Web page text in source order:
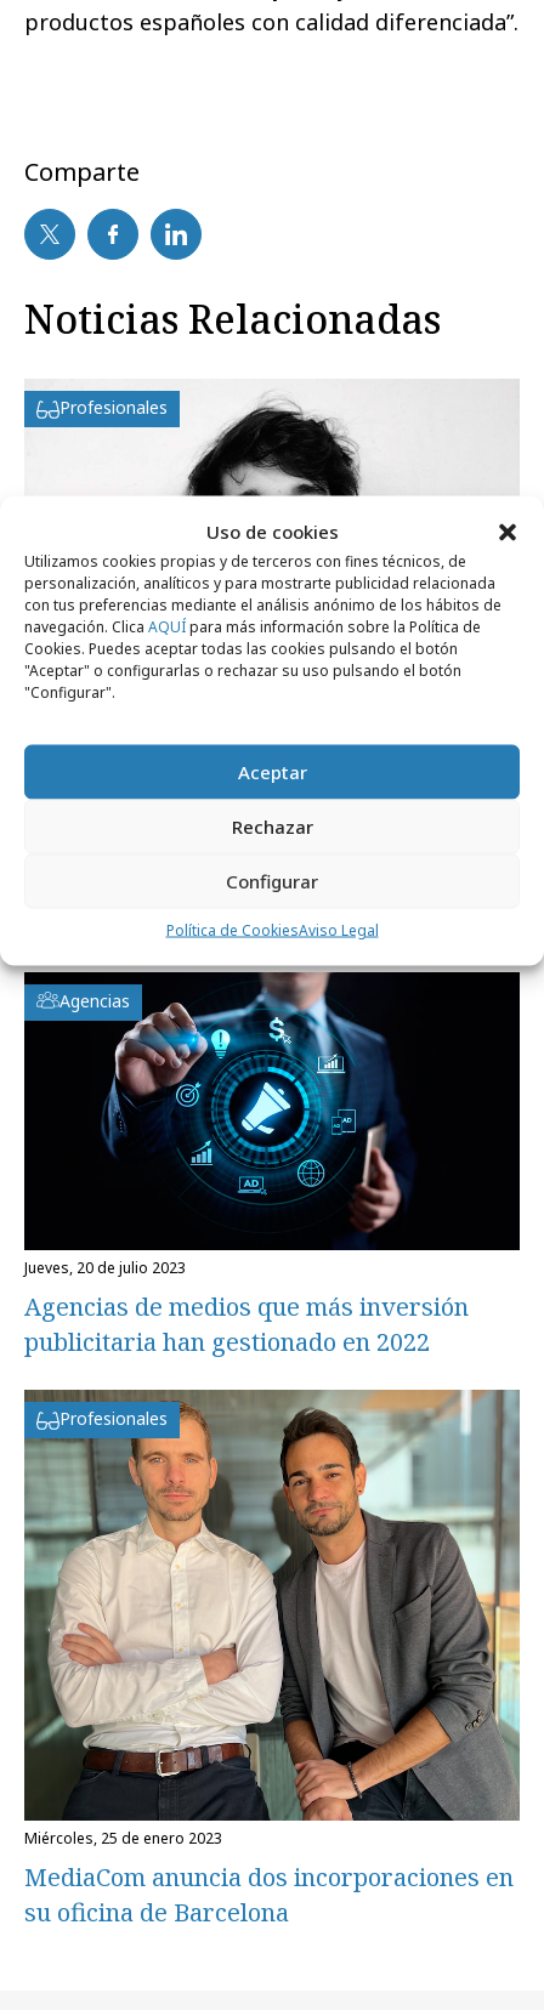
Uso de cookies
Utilizamos cookies propias y de terceros con fines técnicos, de
personalización, analíticos y para mostrarte publicidad relacionada
con tus preferencias mediante el análisis anónimo de los hábitos de
navegación. Clica AQUÍpara más información sobre la Política de
Cookies. Puedes aceptar todas las cookies pulsando el botón
"Aceptar" o configurarlas o rechazar su uso pulsando el botón
"Configurar".
Aceptar
Rechazar
Configurar
Política de CookiesAviso Legal
productos españoles con calidad diferenciada”.
Comparte
Noticias Relacionadas
Profesionales
Nuevo Head of Social en Havas Media
Agencias
jueves, 20 de julio 2023
Agencias de medios que más inversión
publicitaria han gestionado en 2022
Profesionales
miércoles, 25 de enero 2023
MediaCom anuncia dos incorporaciones en
su oficina de Barcelona